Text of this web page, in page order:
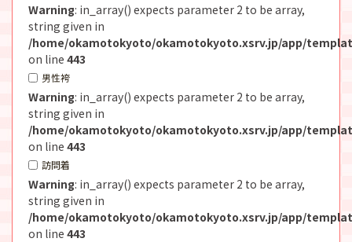
Warning: in_array() expects parameter 2 to be array,
string given in
/home/okamotokyoto/okamotokyoto.xsrv.jp/app/
on line 443
男性袴
Warning: in_array() expects parameter 2 to be array,
string given in
/home/okamotokyoto/okamotokyoto.xsrv.jp/app/
on line 443
訪問着
Warning: in_array() expects parameter 2 to be array,
string given in
/home/okamotokyoto/okamotokyoto.xsrv.jp/app/
on line 443